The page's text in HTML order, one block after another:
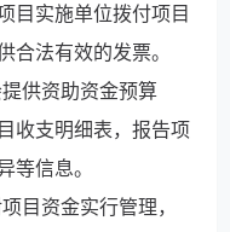
目实施单位拨付项目
合法有效的发票。
供资助资金预算
收支明细表，报告项
等信息。
目资金实行管理，